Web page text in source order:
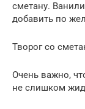
сметану.
добавить по
Творог со
Очень важно,
не слишком